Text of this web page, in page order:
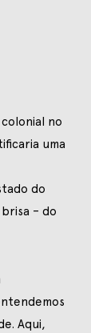
no
uma
do
– do
Aqui,